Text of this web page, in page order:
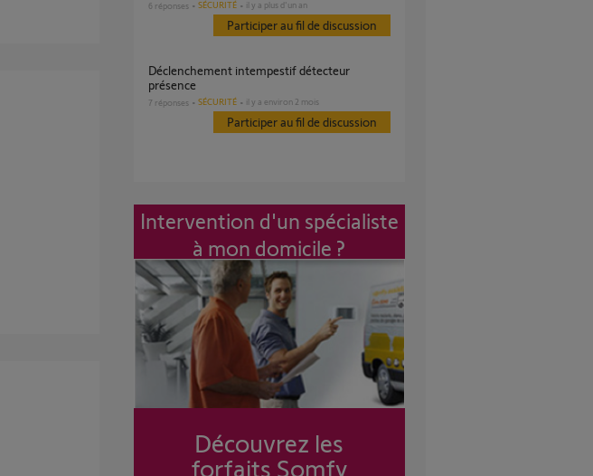
6 réponses SÉCURITÉ il y a plus d'un an
Participer au fil de discussion
déclenchement intempestif détecteur
présence
7 réponses SÉCURITÉ il y a environ 2 mois
Participer au fil de discussion
Intervention d'un spécialiste
à mon domicile ?
Découvrez les
forfaits Somfy